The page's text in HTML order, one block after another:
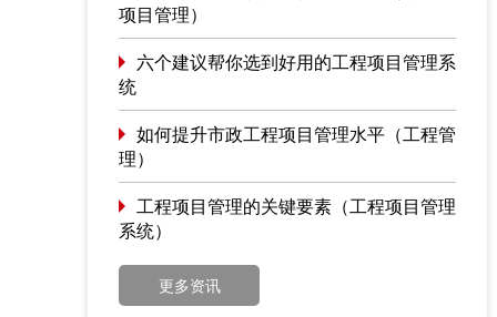
项目管理）
六个建议帮你选到好用的工程项目管理系
统
如何提升市政工程项目管理水平（工程管
理）
工程项目管理的关键要素（工程项目管理
系统）
更多资讯